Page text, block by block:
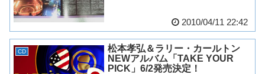
2010/04/11 22:42
CD
松本孝弘＆ラリー・カールトン
NEWアルバム「TAKE YOUR
PICK」6/2発売決定！